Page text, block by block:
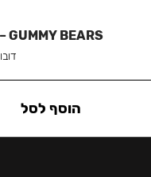
GUMMY BEARS
הוסף לסל